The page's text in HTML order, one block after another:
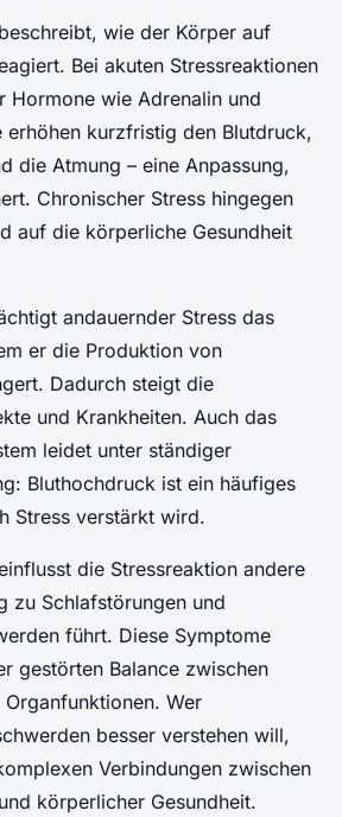
wie der Körper auf
Bei akuten Stressreaktionen
Hormone wie Adrenalin und
erhöhen kurzfristig den Blutdruck,
die Atmung – eine Anpassung,
Chronischer Stress hingegen
auf die körperliche Gesundheit
andauernder Stress das
er die Produktion von
Dadurch steigt die
und Krankheiten. Auch das
leidet unter ständiger
Bluthochdruck ist ein häufiges
Stress verstärkt wird.
die Stressreaktion andere
zu Schlafstörungen und
führt. Diese Symptome
gestörten Balance zwischen
Wer
besser verstehen will,
Verbindungen zwischen
körperlicher Gesundheit.